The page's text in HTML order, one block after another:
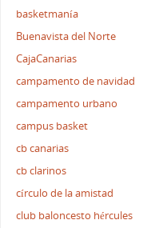
basketmanía
Buenavista del Norte
CajaCanarias
campamento de navidad
campamento urbano
campus basket
cb canarias
cb clarinos
círculo de la amistad
club baloncesto hércules